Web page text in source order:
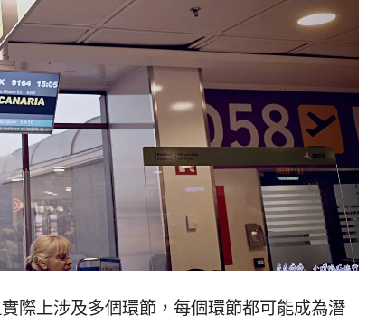
際上涉及多個環節，每個環節都可能成為潛